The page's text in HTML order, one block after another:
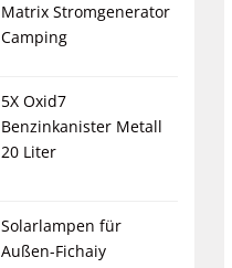
Matrix Stromgenerator
Camping
5X Oxid7
Benzinkanister Metall
20 Liter
Solarlampen für
Außen-Fichaiy